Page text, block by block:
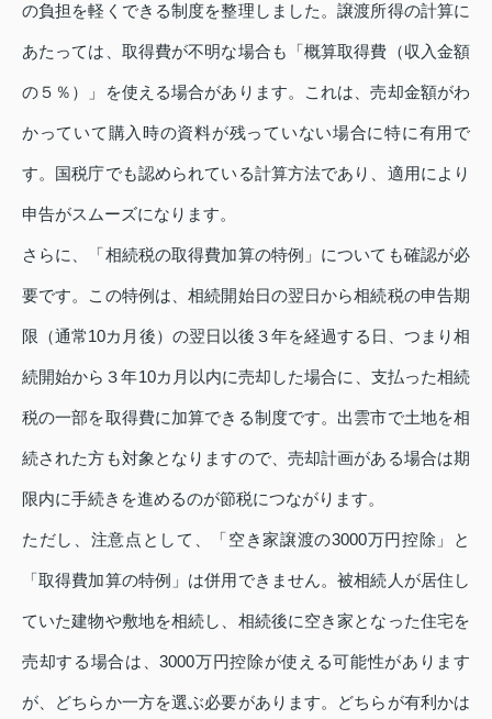
の負担を軽くできる制度を整理しました。譲渡所得の計算に
あたっては、取得費が不明な場合も「概算取得費（収入金額
の５％）」を使える場合があります。これは、売却金額がわ
かっていて購入時の資料が残っていない場合に特に有用で
す。国税庁でも認められている計算方法であり、適用により
申告がスムーズになります。
さらに、「相続税の取得費加算の特例」についても確認が必
要です。この特例は、相続開始日の翌日から相続税の申告期
限（通常10カ月後）の翌日以後３年を経過する日、つまり相
続開始から３年10カ月以内に売却した場合に、支払った相続
税の一部を取得費に加算できる制度です。出雲市で土地を相
続された方も対象となりますので、売却計画がある場合は期
限内に手続きを進めるのが節税につながります。
ただし、注意点として、「空き家譲渡の3000万円控除」と
「取得費加算の特例」は併用できません。被相続人が居住し
ていた建物や敷地を相続し、相続後に空き家となった住宅を
売却する場合は、3000万円控除が使える可能性があります
が、どちらか一方を選ぶ必要があります。どちらが有利かは